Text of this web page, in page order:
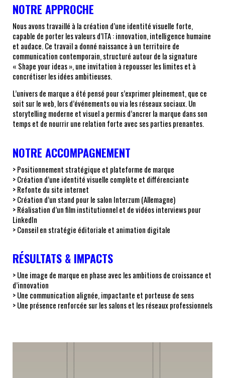
NOTRE APPROCHE
Nous avons travaillé à la création d’une identité visuelle forte,
capable de porter les valeurs d’ITA : innovation, intelligence humaine
et audace. Ce travail a donné naissance à un territoire de
communication contemporain, structuré autour de la signature
« Shape your ideas », une invitation à repousser les limites et à
concrétiser les idées ambitieuses.
L’univers de marque a été pensé pour s’exprimer pleinement, que ce
soit sur le web, lors d’événements ou via les réseaux sociaux. Un
storytelling moderne et visuel a permis d’ancrer la marque dans son
temps et de nourrir une relation forte avec ses parties prenantes.
NOTRE ACCOMPAGNEMENT
> Positionnement stratégique et plateforme de marque
> Création d’une identité visuelle complète et différenciante
> Refonte du site internet
> Création d’un stand pour le salon Interzum (Allemagne)
> Réalisation d’un film institutionnel et de vidéos interviews pour
LinkedIn
> Conseil en stratégie éditoriale et animation digitale
RÉSULTATS & IMPACTS
> Une image de marque en phase avec les ambitions de croissance et
d’innovation
> Une communication alignée, impactante et porteuse de sens
> Une présence renforcée sur les salons et les réseaux professionnels